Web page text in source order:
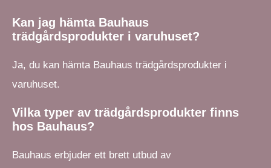
Kan jag hämta Bauhaus
trädgårdsprodukter i varuhuset?
Ja, du kan hämta Bauhaus trädgårdsprodukter i
varuhuset.
Vilka typer av trädgårdsprodukter finns
hos Bauhaus?
Bauhaus erbjuder ett brett utbud av